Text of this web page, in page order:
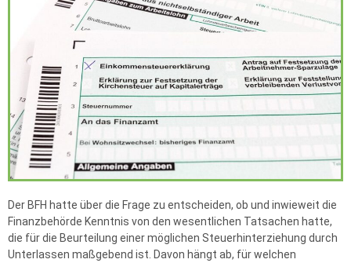
Der BFH hatte über die Frage zu entscheiden, ob und inwieweit die
Finanzbehörde Kenntnis von den wesentlichen Tatsachen hatte,
die für die Beurteilung einer möglichen Steuerhinterziehung durch
Unterlassen maßgebend ist. Davon hängt ab, für welchen